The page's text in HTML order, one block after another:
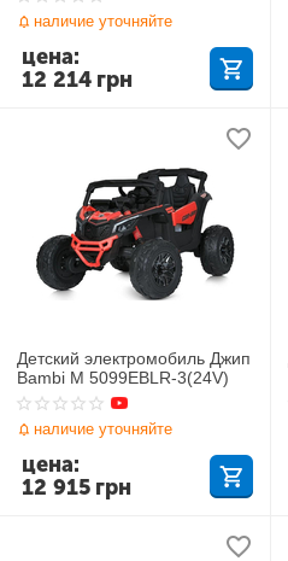
наличие уточняйте
12 214 грн
цена:
Детский электромобиль Джип
Bambi M 5099EBLR-3(24V)
наличие уточняйте
12 915 грн
цена: